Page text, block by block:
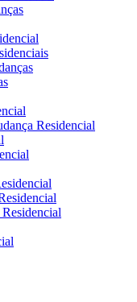
Residencial